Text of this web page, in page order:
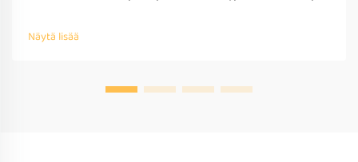
kansainvälinen yhteensopivuus. Pyydä tarjous jo tänään.
Näytä lisää